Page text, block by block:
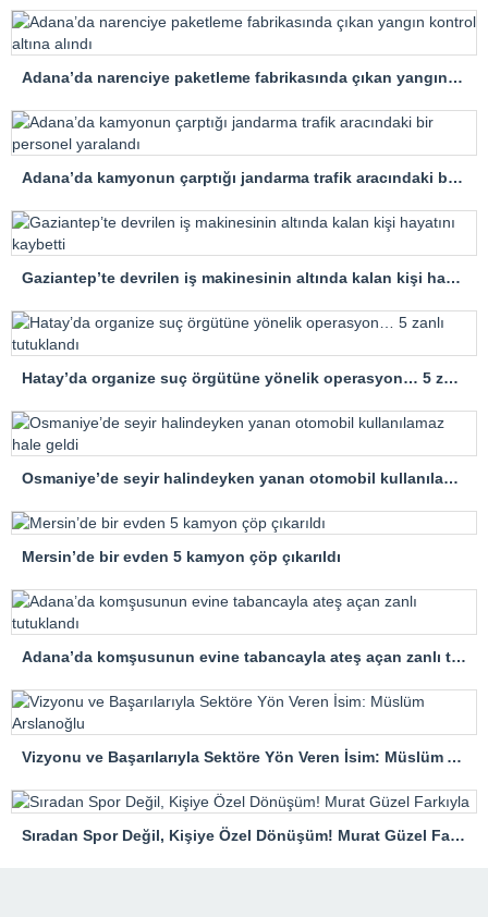
Adana’da narenciye paketleme fabrikasında çıkan yangın kontrol altına alındı
Adana’da kamyonun çarptığı jandarma trafik aracındaki bir personel yaralandı
Gaziantep’te devrilen iş makinesinin altında kalan kişi hayatını kaybetti
Hatay’da organize suç örgütüne yönelik operasyon… 5 zanlı tutuklandı
Osmaniye’de seyir halindeyken yanan otomobil kullanılamaz hale geldi
Mersin’de bir evden 5 kamyon çöp çıkarıldı
Adana’da komşusunun evine tabancayla ateş açan zanlı tutuklandı
Vizyonu ve Başarılarıyla Sektöre Yön Veren İsim: Müslüm Arslanoğlu
Sıradan Spor Değil, Kişiye Özel Dönüşüm! Murat Güzel Farkıyla